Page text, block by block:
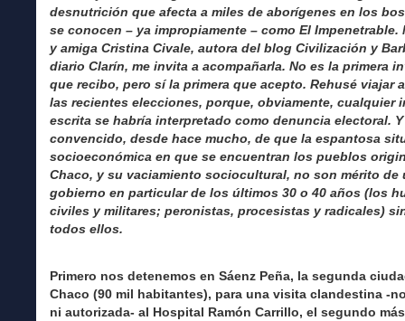
desnutrición que afecta a miles de aborígenes en los
se conocen – ya impropiamente – como El Impenetrable.
y amiga Cristina Civale, autora del blog Civilización y
diario Clarín, me invita a acompañarla. No es la primera
que recibo, pero sí la primera que acepto. Rehusé viajar
las recientes elecciones, porque, obviamente, cualquier
escrita se habría interpretado como denuncia electoral.
convencido, desde hace mucho, de que la espantosa
socioeconómica en que se encuentran los pueblos
Chaco, y su vaciamiento sociocultural, no son mérito de
gobierno en particular de los últimos 30 o 40 años (los
civiles y militares; peronistas, procesistas y radicales)
todos ellos.
Primero nos detenemos en Sáenz Peña, la segunda
Chaco (90 mil habitantes), para una visita clandestina -
ni autorizada- al Hospital Ramón Carrillo, el segundo más